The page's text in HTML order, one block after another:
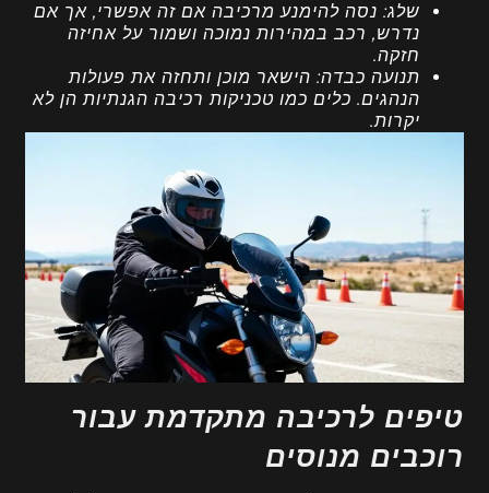
שלג: נסה להימנע מרכיבה אם זה אפשרי, אך אם
נדרש, רכב במהירות נמוכה ושמור על אחיזה
חזקה.
תנועה כבדה: הישאר מוכן ותחזה את פעולות
הנהגים. כלים כמו טכניקות רכיבה הגנתיות הן לא
יקרות.
טיפים לרכיבה מתקדמת עבור
רוכבים מנוסים